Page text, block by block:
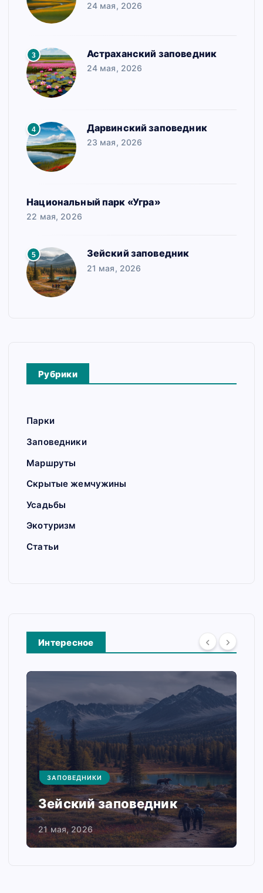
24 мая, 2026
3 Астраханский заповедник
24 мая, 2026
4 Дарвинский заповедник
23 мая, 2026
Национальный парк «Угра»
22 мая, 2026
5 Зейский заповедник
21 мая, 2026
Рубрики
Парки
Заповедники
Маршруты
Скрытые жемчужины
Усадьбы
Экотуризм
Статьи
Интересное
ЗАПОВЕДНИКИ
Зейский заповедник
21 мая, 2026